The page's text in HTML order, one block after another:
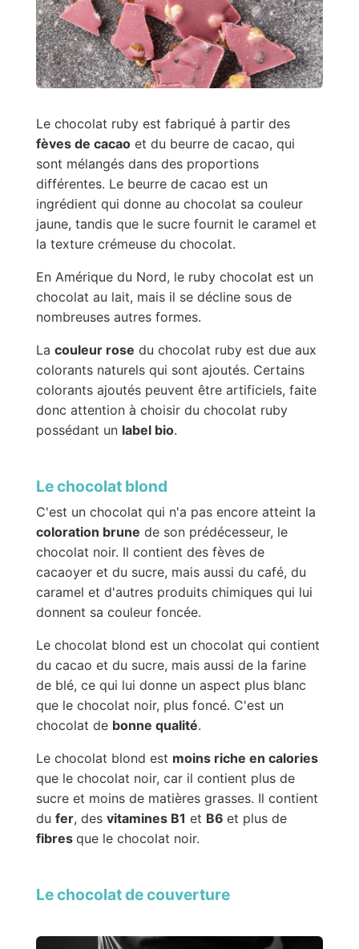
Le chocolat ruby est fabriqué à partir des
fèves de cacaoet du beurre de cacao, qui
sont mélangés dans des proportions
différentes. Le beurre de cacao est un
ingrédient qui donne au chocolat sa couleur
jaune, tandis que le sucre fournit le caramel et
la texture crémeuse du chocolat.
En Amérique du Nord, le ruby chocolat est un
chocolat au lait, mais il se décline sous de
nombreuses autres formes.
La couleur rose du chocolat ruby est due aux
colorants naturels qui sont ajoutés. Certains
colorants ajoutés peuvent être artificiels, faite
donc attention à choisir du chocolat ruby
possédant un label bio.
Le chocolat blond
C'est un chocolat qui n'a pas encore atteint la
coloration brune de son prédécesseur, le
chocolat noir. Il contient des fèves de
cacaoyer et du sucre, mais aussi du café, du
caramel et d'autres produits chimiques qui lui
donnent sa couleur foncée.
Le chocolat blond est un chocolat qui contient
du cacao et du sucre, mais aussi de la farine
de blé, ce qui lui donne un aspect plus blanc
que le chocolat noir, plus foncé. C'est un
chocolat de bonne qualité.
Le chocolat blond est moins riche en calories
que le chocolat noir, car il contient plus de
sucre et moins de matières grasses. Il contient
du fer, des vitamines B1 et B6 et plus de
fibres que le chocolat noir.
Le chocolat de couverture